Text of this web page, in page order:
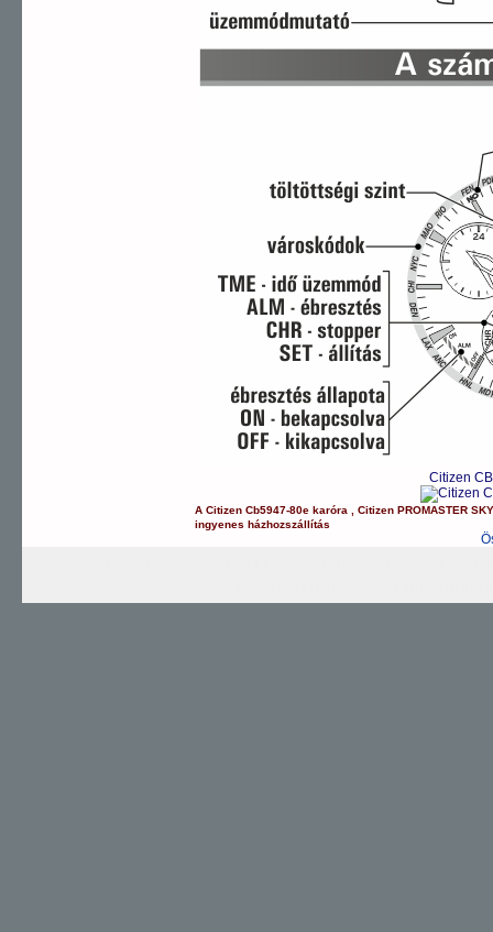
Citizen
ACitizen Cb5947-80e karóra ,Citizen PROMASTER
ingyenes házhozszállítás